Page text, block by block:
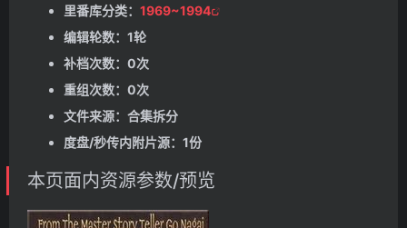
里番库分类： 1969~1994
编辑轮数：1轮
补档次数：0次
重组次数：0次
文件来源：合集拆分
度盘/秒传内附片源：1份
本页面内资源参数/预览